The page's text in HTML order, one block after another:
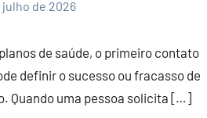
julho de 2026
de saúde, o primeiro contato
definir o sucesso ou fracasso de
Quando uma pessoa solicita […]